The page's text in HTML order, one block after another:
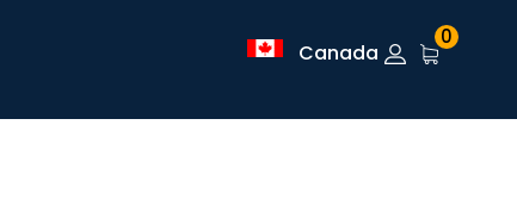
Canada
0